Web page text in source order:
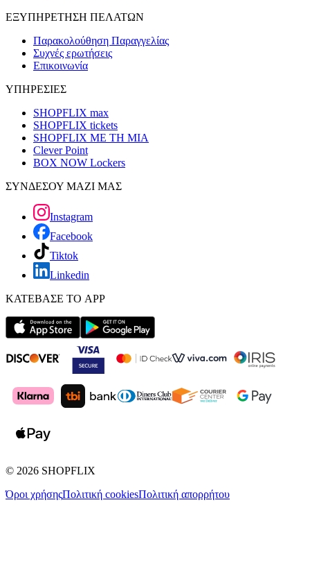
ΕΞΥΠΗΡΕΤΗΣΗ ΠΕΛΑΤΩΝ
Παρακολούθηση Παραγγελίας
Συχνές ερωτήσεις
Επικοινωνία
ΥΠΗΡΕΣΙΕΣ
SHOPFLIX max
SHOPFLIX tickets
SHOPFLIX ΜΕ ΤΗ ΜΙΑ
Clever Point
BOX NOW Lockers
ΣΥΝΔΕΣΟΥ ΜΑΖΙ ΜΑΣ
Instagram
Facebook
Tiktok
Linkedin
ΚΑΤΕΒΑΣΕ ΤΟ APP
© 2026 SHOPFLIX
Όροι χρήσηςΠολιτική cookiesΠολιτική απορρήτου